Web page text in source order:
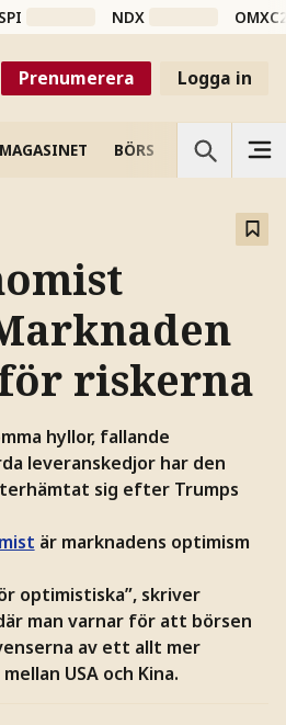
NDX
Prenumerera Logga in
BÖRS VETENSKAP
riskerna
hyllor, fallande
leveranskedjor har den
sig efter Trumps
är marknadens optimism
optimistiska”, skriver
man varnar för att börsen
av ett allt mer
USA och Kina.